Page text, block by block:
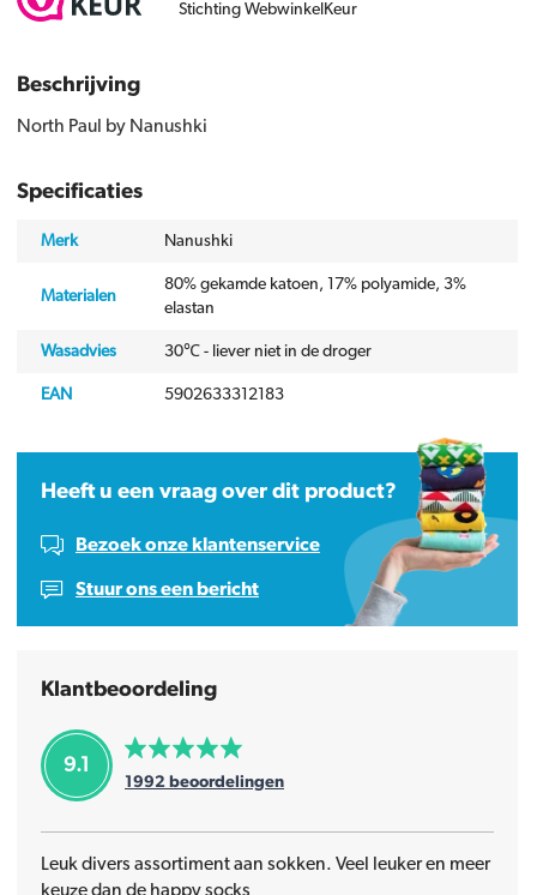
Stichting WebwinkelKeur
Beschrijving
North Paul by Nanushki
Specificaties
Merk Nanushki
Materialen
80% gekamde katoen, 17% polyamide, 3%
elastan
Wasadvies 30℃ - liever niet in de droger
EAN 5902633312183
Heeft u een vraag over dit product?
Bezoek onze klantenservice
Stuur ons een bericht
Klantbeoordeling
9.1
1992 beoordelingen
Leuk divers assortiment aan sokken. Veel leuker en meer
keuze dan de happy socks